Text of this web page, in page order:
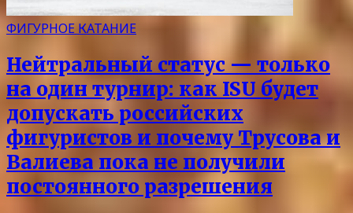
ФИГУРНОЕ КАТАНИЕ
Нейтральный статус — только
на один турнир: как ISU будет
допускать российских
фигуристов и почему Трусова и
Валиева пока не получили
постоянного разрешения